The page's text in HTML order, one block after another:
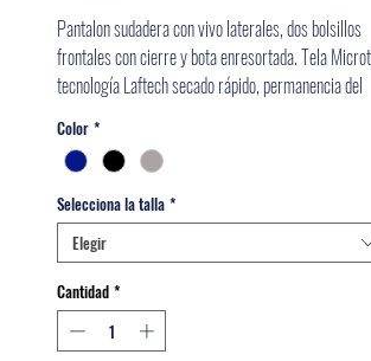
Pantalon sudadera con vivo laterales, dos bolsillos
frontales con cierre y bota enresortada. Tela
tecnología Laftech secado rápido, permanencia del
sudor, antibacterial
Color *
Selecciona la talla *
Elegir
Cantidad *